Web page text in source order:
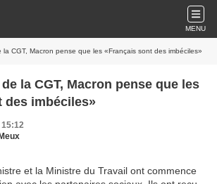
MENU
CGT, Macron pense que les «Français sont des imbéciles»
la CGT, Macron pense que les
des imbéciles»
15:12